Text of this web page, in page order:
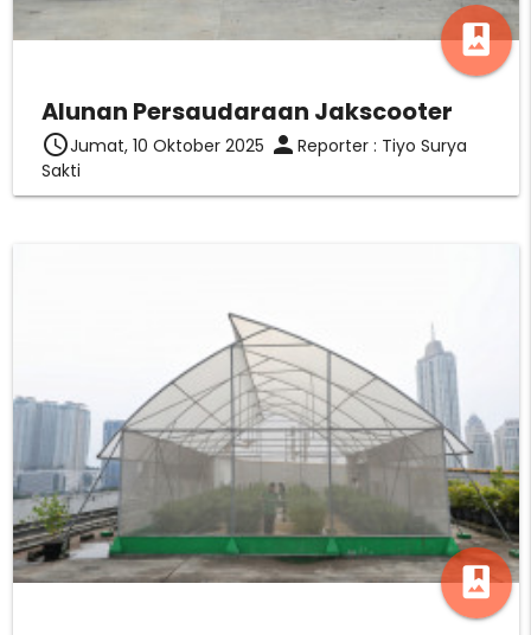
photo_album
Alunan Persaudaraan Jakscooter
access_timeJumat, 10 Oktober 2025 person Reporter : Tiyo Surya
Sakti
photo_album